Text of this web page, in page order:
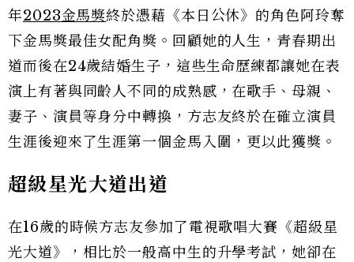
年2023金馬獎終於憑藉《本日公休》的角色阿玲奪
下金馬獎最佳女配角獎。回顧她的人生，青春期出
道而後在24歲結婚生子，這些生命歷練都讓她在表
演上有著與同齡人不同的成熟感，在歌手、母親、
妻子、演員等身分中轉換，方志友終於在確立演員
生涯後迎來了生涯第一個金馬入圍，更以此獲獎。
超級星光大道出道
在16歲的時候方志友參加了電視歌唱大賽《超級星
光大道》，相比於一般高中生的升學考試，她卻在